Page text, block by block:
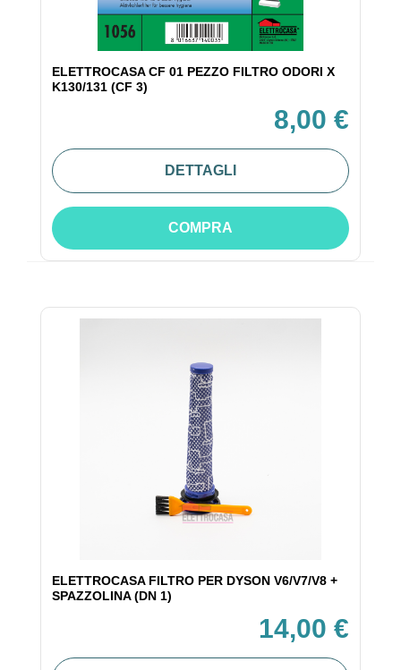
ELETTROCASA CF 01 PEZZO FILTRO ODORI X
K130/131 (CF 3)
8,00 €
DETTAGLI
COMPRA
ELETTROCASA FILTRO PER DYSON V6/V7/V8 +
SPAZZOLINA (DN 1)
14,00 €